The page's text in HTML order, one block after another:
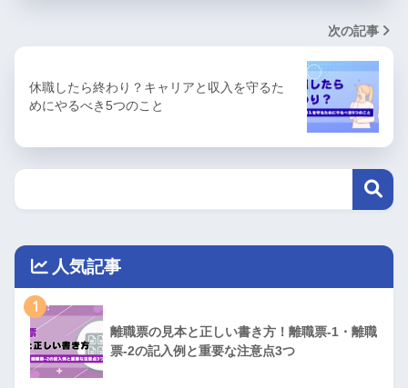
次の記事
休職したら終わり？キャリアと収入を守るた
めにやるべき5つのこと
人気記事
1
離職票の見本と正しい書き方！離職票-1・離職
票-2の記入例と重要な注意点3つ